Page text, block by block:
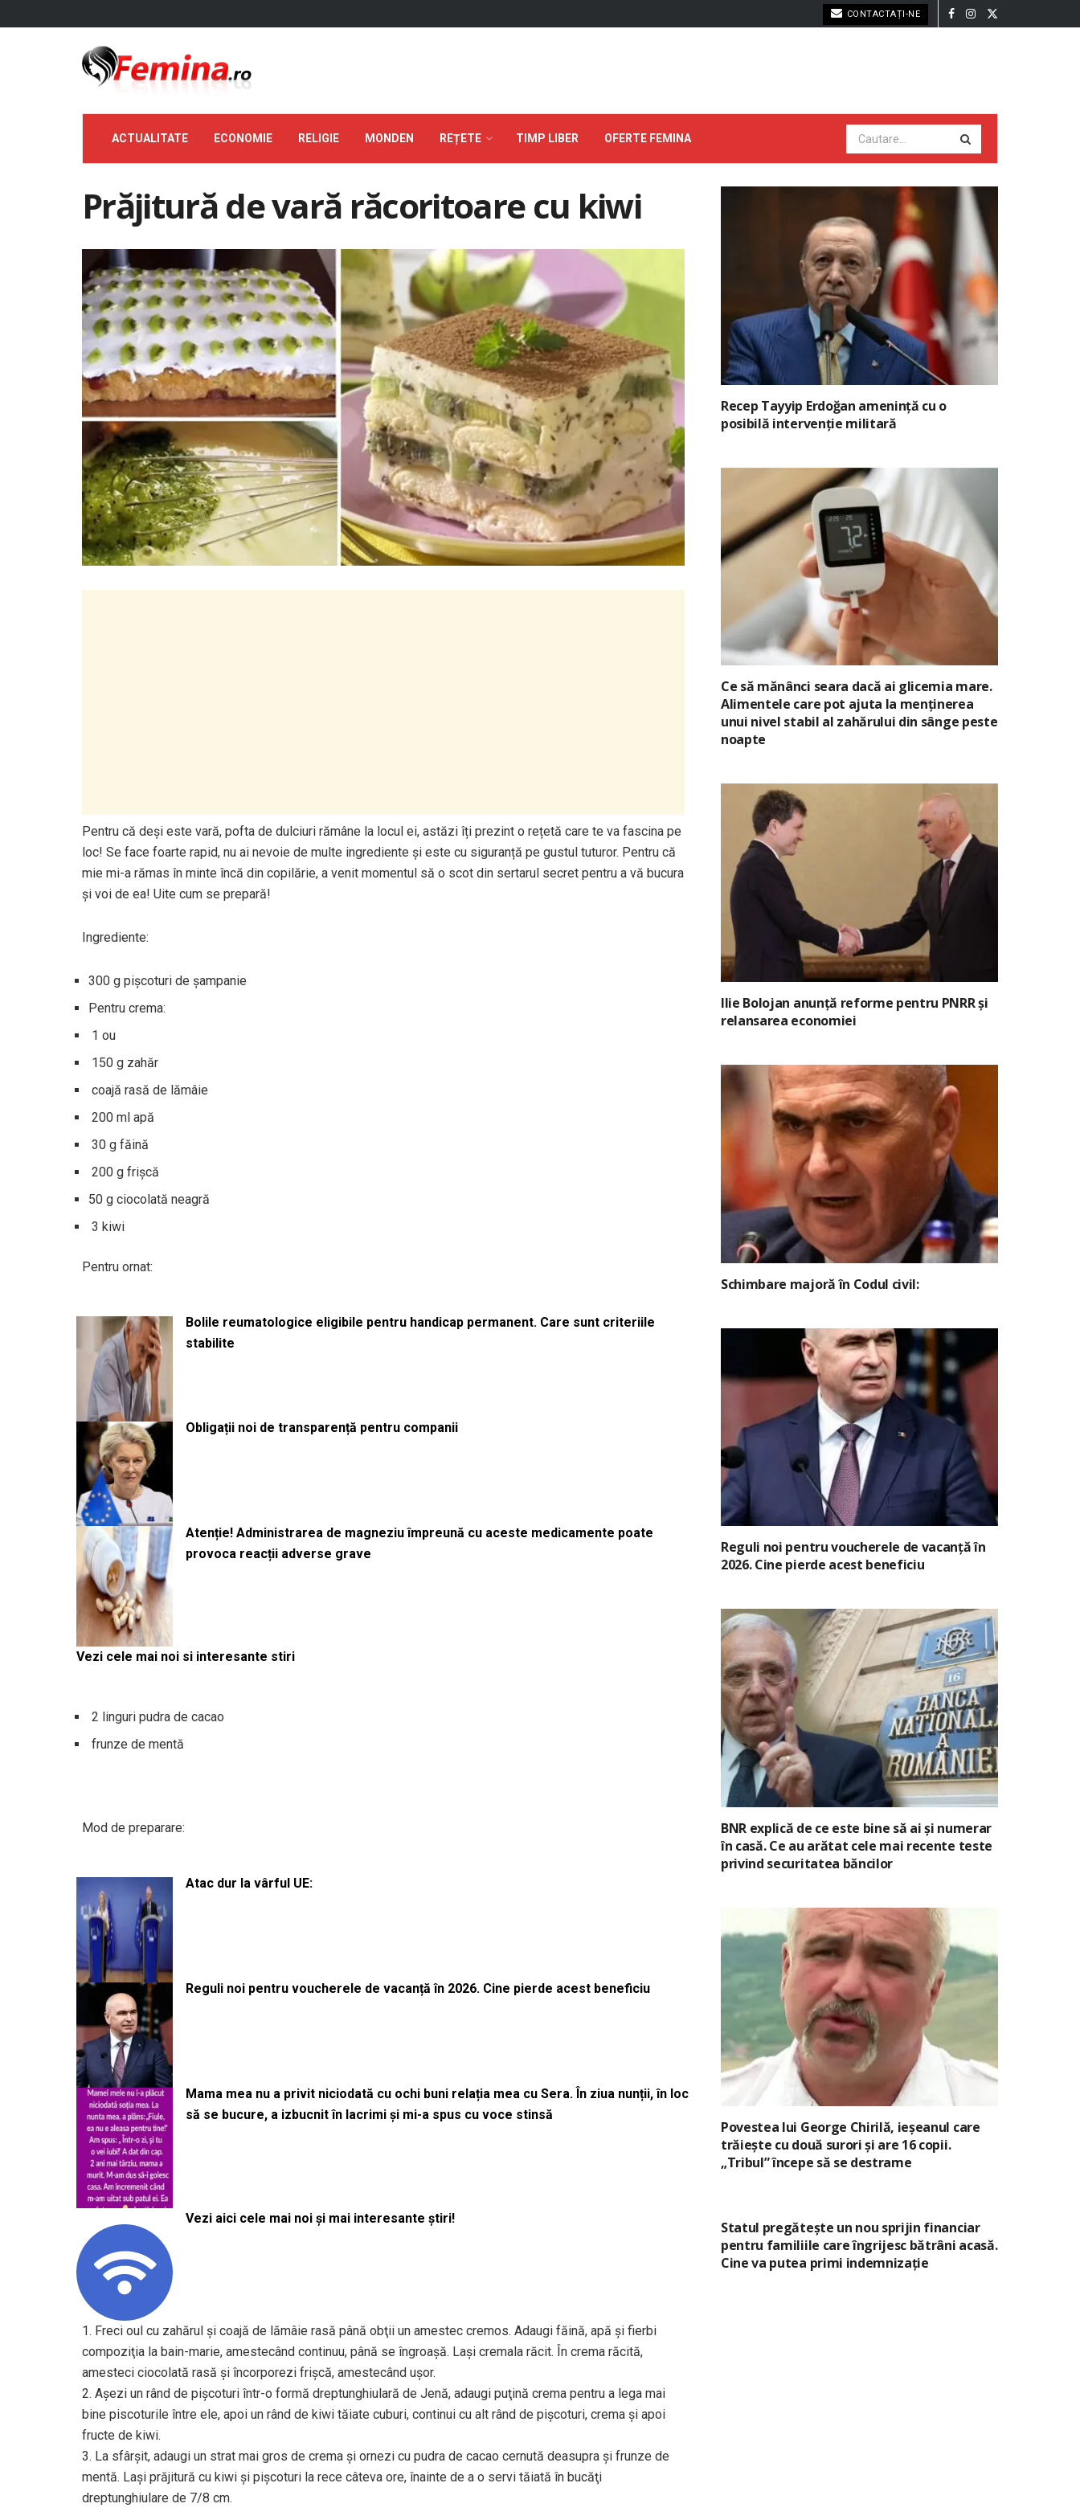
CONTACTAȚI-NE
ACTUALITATE ECONOMIE RELIGIE MONDEN REȚETE TIMP LIBER OFERTE FEMINA
Prăjitură de vară răcoritoare cu kiwi
Pentru că deși este vară, pofta de dulciuri rămâne la locul ei, astăzi îți prezint o rețetă care te va fascina pe
loc! Se face foarte rapid, nu ai nevoie de multe ingrediente și este cu siguranță pe gustul tuturor. Pentru că
mie mi-a rămas în minte încă din copilărie, a venit momentul să o scot din sertarul secret pentru a vă bucura
și voi de ea! Uite cum se prepară!
Ingrediente:
300 g pişcoturi de şampanie
Pentru crema:
1 ou
150 g zahăr
coajă rasă de lămâie
200 ml apă
30 g făină
200 g frişcă
50 g ciocolată neagră
3 kiwi
Pentru ornat:
Bolile reumatologice eligibile pentru handicap permanent. Care sunt criteriile
stabilite
Obligații noi de transparență pentru companii
Atenție! Administrarea de magneziu împreună cu aceste medicamente poate
provoca reacții adverse grave
Vezi cele mai noi si interesante stiri
2 linguri pudra de cacao
frunze de mentă
Mod de preparare:
Atac dur la vârful UE:
Reguli noi pentru voucherele de vacanță în 2026. Cine pierde acest beneficiu
Mama mea nu a privit niciodată cu ochi buni relația mea cu Sera. În ziua nunții, în loc
să se bucure, a izbucnit în lacrimi și mi-a spus cu voce stinsă
Vezi aici cele mai noi și mai interesante știri!
1. Freci oul cu zahărul şi coajă de lămâie rasă până obţii un amestec cremos. Adaugi făină, apă şi fierbi
compoziţia la bain-marie, amestecând continuu, până se îngroaşă. Laşi cremala răcit. În crema răcită,
amesteci ciocolată rasă şi încorporezi frişcă, amestecând uşor.
2. Aşezi un rând de pişcoturi într-o formă dreptunghiulară de Jenă, adaugi puţină crema pentru a lega mai
bine piscoturile între ele, apoi un rând de kiwi tăiate cuburi, continui cu alt rând de pişcoturi, crema şi apoi
fructe de kiwi.
3. La sfârşit, adaugi un strat mai gros de crema şi ornezi cu pudra de cacao cernută deasupra şi frunze de
mentă. Laşi prăjitură cu kiwi şi pişcoturi la rece câteva ore, înainte de a o servi tăiată în bucăţi
dreptunghiulare de 7/8 cm.
Recep Tayyip Erdoğan amenință cu o
posibilă intervenție militară
Ce să mănânci seara dacă ai glicemia mare.
Alimentele care pot ajuta la menținerea
unui nivel stabil al zahărului din sânge peste
noapte
Ilie Bolojan anunță reforme pentru PNRR și
relansarea economiei
Schimbare majoră în Codul civil:
Reguli noi pentru voucherele de vacanță în
2026. Cine pierde acest beneficiu
BNR explică de ce este bine să ai și numerar
în casă. Ce au arătat cele mai recente teste
privind securitatea băncilor
Povestea lui George Chirilă, ieșeanul care
trăiește cu două surori și are 16 copii.
„Tribul” începe să se destrame
Statul pregătește un nou sprijin financiar
pentru familiile care îngrijesc bătrâni acasă.
Cine va putea primi indemnizație